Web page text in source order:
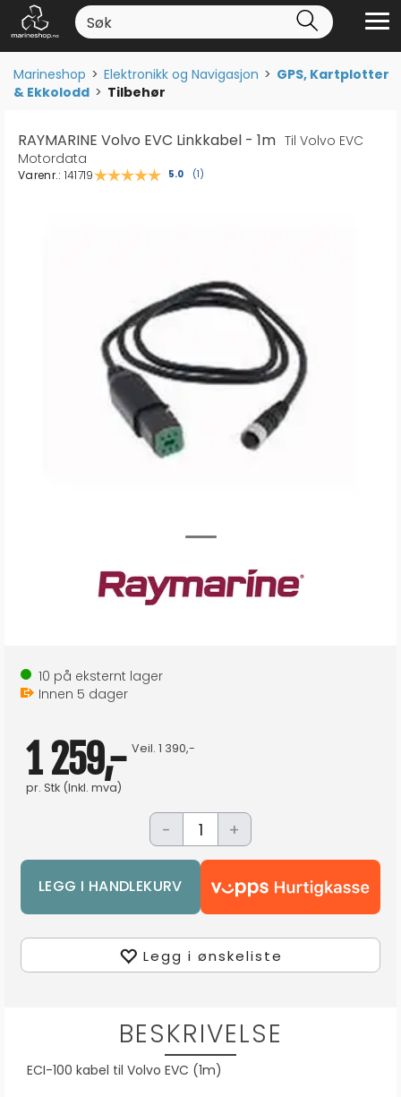
Marineshop>Elektronikk og Navigasjon>GPS, Kartplotter
& Ekkolodd>Tilbehør
RAYMARINE Volvo EVC Linkkabel - 1m Til Volvo EVC
Motordata
Varenr.: 141719 Gjennomsnittskarakter:
5.0 (stemmer:
1)
10 på eksternt lager
Innen 5 dager
1 259,-
pr. Stk (Inkl. mva)
Veil.1 390,-
- +
Legg i ønskeliste
BESKRIVELSE
ECI-100 kabel til Volvo EVC (1m)